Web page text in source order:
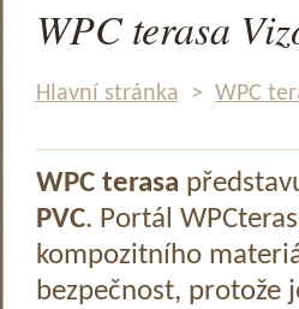
WPC terasa
Hlavní stránka > WPC
WPC terasa
PVC. Portál
kompozitního
bezpečnost, protože